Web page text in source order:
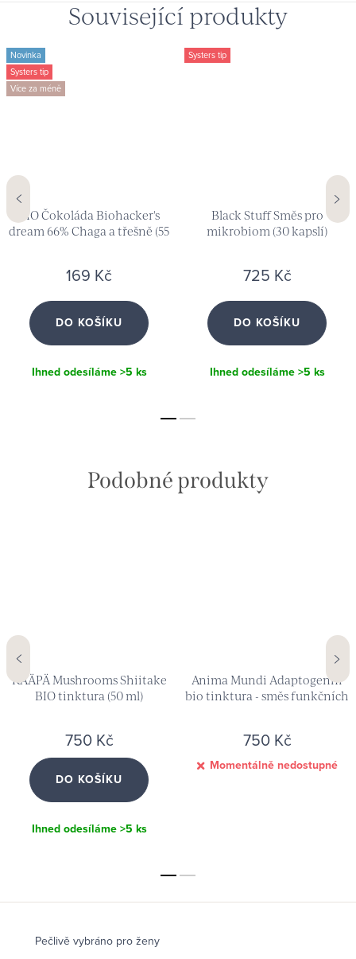
Související produkty
Novinka
Systers tip
Více za méně
BIO Čokoláda Biohacker's
dream 66% Chaga a třešně (55
169 Kč
DO KOŠÍKU
Ihned odesíláme>5 ks
Systers tip
Black Stuff Směs pro
mikrobiom (30 kapslí)
725 Kč
DO KOŠÍKU
Ihned odesíláme>5 ks
KÄÄPÄ Mushrooms Shiitake
BIO tinktura (50 ml)
750 Kč
DO KOŠÍKU
Ihned odesíláme>5 ks
Anima Mundi Adaptogenní
bio tinktura - směs funkčních
750 Kč
Momentálně nedostupné
Pečlivě vybráno pro ženy